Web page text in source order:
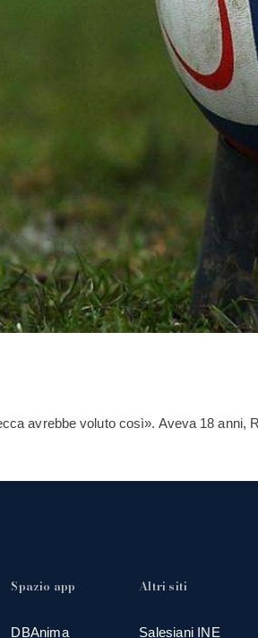
avrebbe voluto così». Aveva 18 anni,
Spazio app
DBAnima
Altri siti
Salesiani INE